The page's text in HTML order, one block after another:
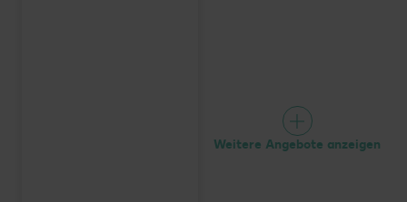
Weitere Angebote anzeigen